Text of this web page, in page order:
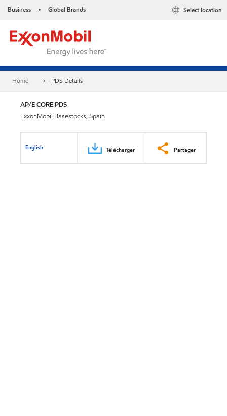
Business • Global Brands Select location
Home PDS Details
AP/E CORE PDS
ExxonMobil Basestocks, Spain
English Télécharger Partager